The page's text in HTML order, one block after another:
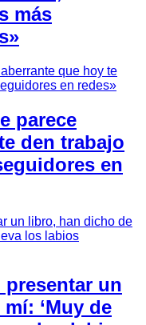
más
parece
den trabajo
en
presentar un
‘Muy de